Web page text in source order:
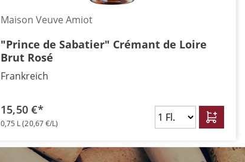
Maison Veuve Amiot
"Prince de Sabatier" Crémant de Loire
Brut Rosé
Frankreich
15,50 €*
0,75 L(20,67 €/L)